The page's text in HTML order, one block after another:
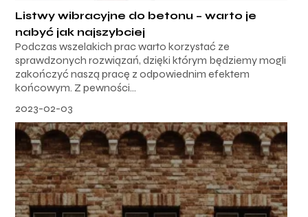
Listwy wibracyjne do betonu – warto je
nabyć jak najszybciej
Podczas wszelakich prac warto korzystać ze
sprawdzonych rozwiązań, dzięki którym będziemy mogli
zakończyć naszą pracę z odpowiednim efektem
końcowym. Z pewności...
2023-02-03